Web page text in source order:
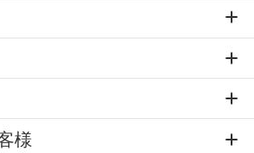
事のため臨時休館あり)
市河浦町﨑津539 ※所在地と問い
す。
様